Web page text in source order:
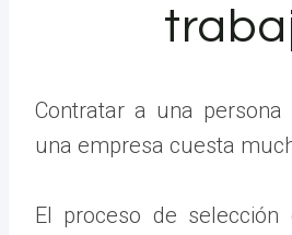
Contratar a una
una empresa cuesta
El proceso de